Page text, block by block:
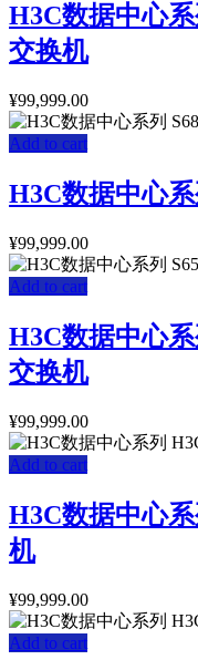
H3C数据中心
交换机
¥99,999.00
Add to cart
H3C数据中心
¥99,999.00
Add to cart
H3C数据中心
交换机
¥99,999.00
Add to cart
H3C数据中心
机
¥99,999.00
Add to cart